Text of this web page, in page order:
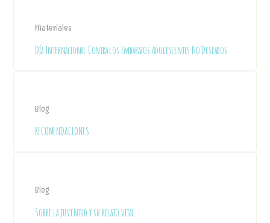
Materiales
Día Internacional Contra los Embarazos Adolescentes No Deseados
Blog
RECOMENDACIONES
Blog
Sobre la juventud y su relato vital.